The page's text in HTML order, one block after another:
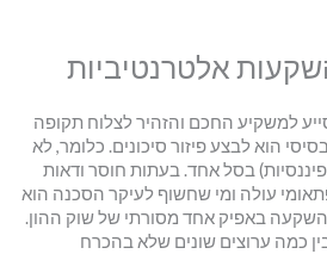
אלטרנטיביות
למשקיע החכם והזהיר לצלוח תקופה
הוא לבצע פיזור סיכונים. כלומר, לא
בסל אחד. בעתות חוסר ודאות
עולה ומי שחשוף לעיקר הסכנה הוא
באפיק אחד מסורתי של שוק ההון.
כמה ערוצים שונים שלא בהכרח